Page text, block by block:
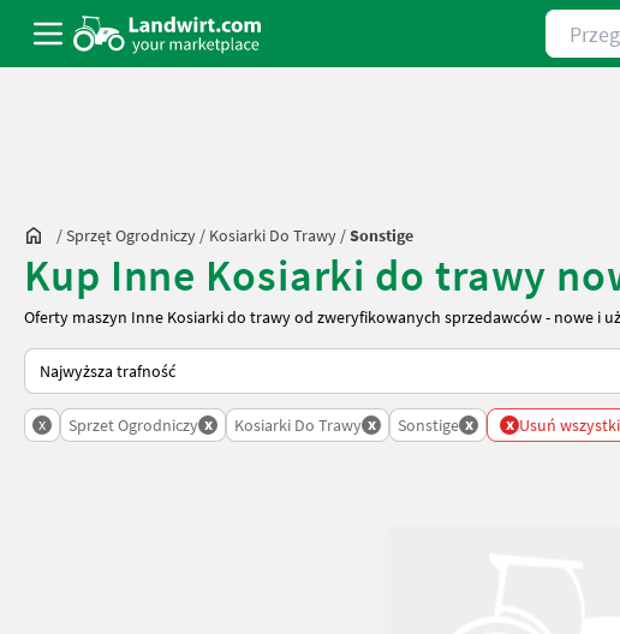
/Sprzęt Ogrodniczy / Kosiarki Do Trawy /Sonstige
Kup Inne Kosiarki do trawy
Oferty maszyn Inne Kosiarki do trawy od zweryfikowanych sprzedawców - nowe i
Tak sortuje się na Landwirt.com
x Sprzet Ogrodniczy x Kosiarki Do Trawy x Sonstige x x Usuń